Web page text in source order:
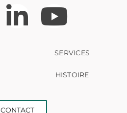
SERVICES
HISTOIRE
CONTACT